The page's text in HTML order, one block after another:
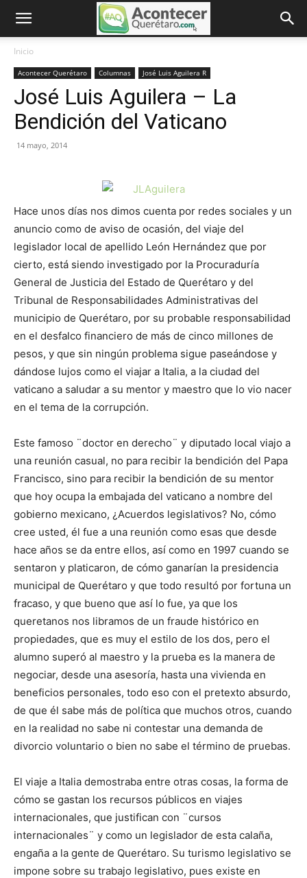
Inicio
Acontecer Querétaro Columnas José Luis Aguilera R
José Luis Aguilera – La
Bendición del Vaticano
14 mayo, 2014
Hace unos días nos dimos cuenta por redes sociales y un
anuncio como de aviso de ocasión, del viaje del
legislador local de apellido León Hernández que por
cierto, está siendo investigado por la Procuraduría
General de Justicia del Estado de Querétaro y del
Tribunal de Responsabilidades Administrativas del
municipio de Querétaro, por su probable responsabilidad
en el desfalco financiero de más de cinco millones de
pesos, y que sin ningún problema sigue paseándose y
dándose lujos como el viajar a Italia, a la ciudad del
vaticano a saludar a su mentor y maestro que lo vio nacer
en el tema de la corrupción.
Este famoso ¨doctor en derecho¨ y diputado local viajo a
una reunión casual, no para recibir la bendición del Papa
Francisco, sino para recibir la bendición de su mentor
que hoy ocupa la embajada del vaticano a nombre del
gobierno mexicano, ¿Acuerdos legislativos? No, cómo
cree usted, él fue a una reunión como esas que desde
hace años se da entre ellos, así como en 1997 cuando se
sentaron y platicaron, de cómo ganarían la presidencia
municipal de Querétaro y que todo resultó por fortuna un
fracaso, y que bueno que así lo fue, ya que los
queretanos nos libramos de un fraude histórico en
propiedades, que es muy el estilo de los dos, pero el
alumno superó al maestro y la prueba es la manera de
negociar, desde una asesoría, hasta una vivienda en
beneficios personales, todo eso con el pretexto absurdo,
de que él sabe más de política que muchos otros, cuando
en la realidad no sabe ni contestar una demanda de
divorcio voluntario o bien no sabe el término de pruebas.
El viaje a Italia demostraba entre otras cosas, la forma de
cómo se gastan los recursos públicos en viajes
internacionales, que justifican con ¨cursos
internacionales¨ y como un legislador de esta calaña,
engaña a la gente de Querétaro. Su turismo legislativo se
impone sobre su trabajo legislativo, pues existe en